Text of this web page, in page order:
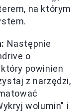
na którym
Następnie
o
powinien
z narzędzi,
wolumin" i